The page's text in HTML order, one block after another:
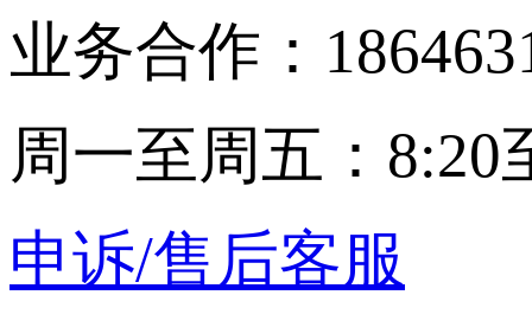
业务合作：
周一至周五：8:20
申诉/售后客服